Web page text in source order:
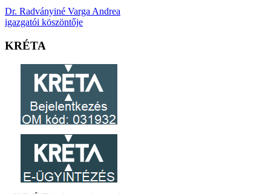
Dr. Radványiné Varga Andrea
igazgatói köszöntője
KRÉTA